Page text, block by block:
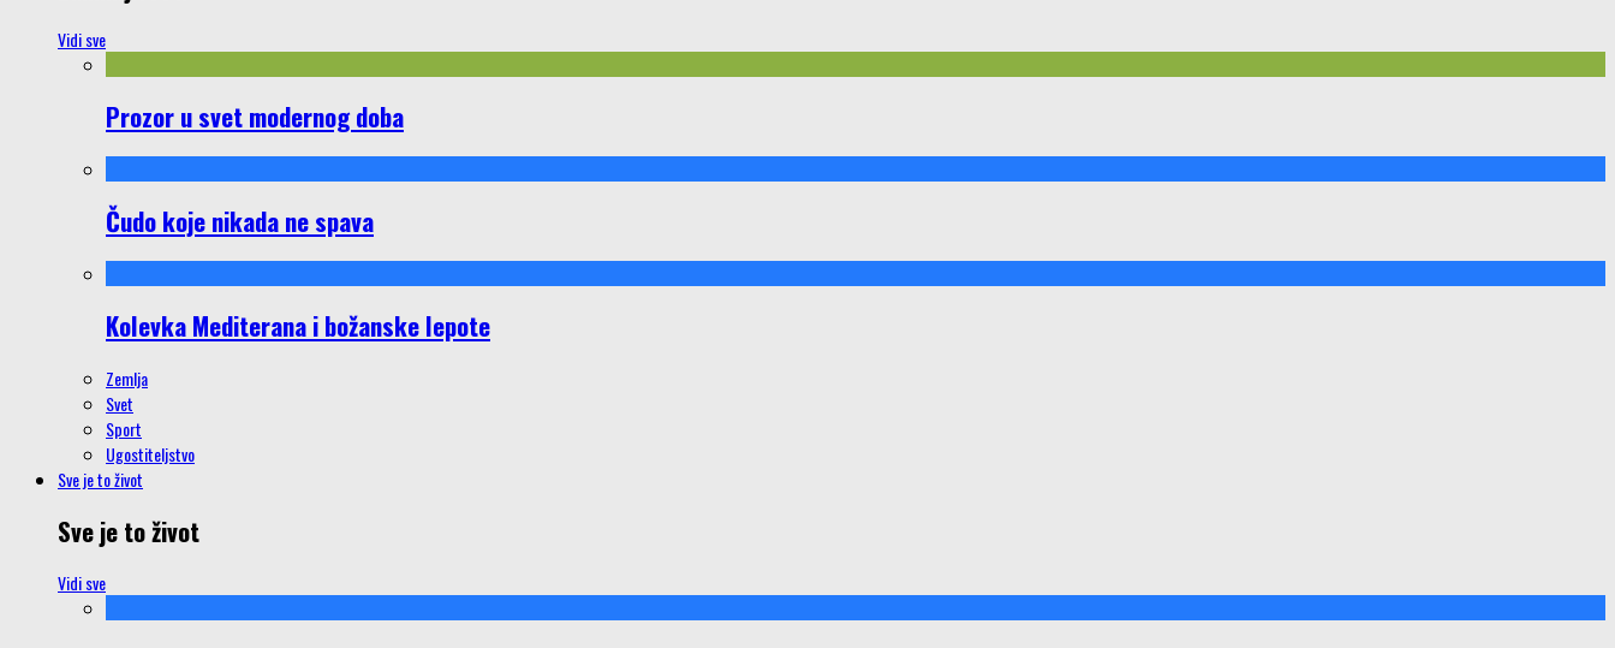
Vidi sve
Prozor u svet modernog doba
Čudo koje nikada ne spava
Kolevka Mediterana i božanske lepote
Zemlja
Svet
Sport
Ugostiteljstvo
Sve je to život
Sve je to život
Vidi sve